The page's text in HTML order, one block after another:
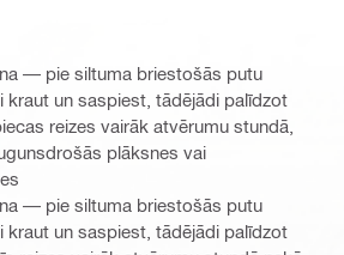
— pie siltuma briestošās putu
kraut un saspiest, tādējādi palīdzot
reizes vairāk atvērumu stundā,
plāksnes vai
— pie siltuma briestošās putu
kraut un saspiest, tādējādi palīdzot